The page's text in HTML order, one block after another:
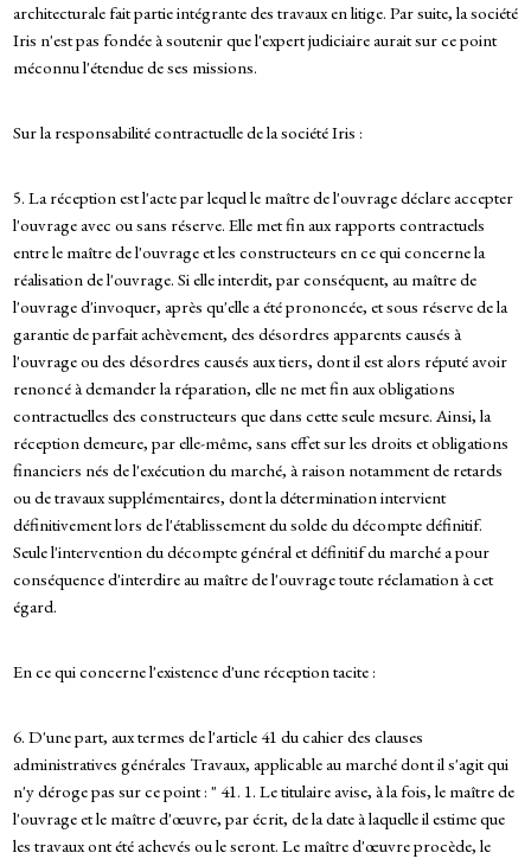
architecturale fait partie intégrante des travaux en litige. Par suite, la société
Iris n'est pas fondée à soutenir que l'expert judiciaire aurait sur ce point
méconnu l'étendue de ses missions.
Sur la responsabilité contractuelle de la société Iris :
5. La réception est l'acte par lequel le maître de l'ouvrage déclare accepter
l'ouvrage avec ou sans réserve. Elle met fin aux rapports contractuels
entre le maître de l'ouvrage et les constructeurs en ce qui concerne la
réalisation de l'ouvrage. Si elle interdit, par conséquent, au maître de
l'ouvrage d'invoquer, après qu'elle a été prononcée, et sous réserve de la
garantie de parfait achèvement, des désordres apparents causés à
l'ouvrage ou des désordres causés aux tiers, dont il est alors réputé avoir
renoncé à demander la réparation, elle ne met fin aux obligations
contractuelles des constructeurs que dans cette seule mesure. Ainsi, la
réception demeure, par elle-même, sans effet sur les droits et obligations
financiers nés de l'exécution du marché, à raison notamment de retards
ou de travaux supplémentaires, dont la détermination intervient
définitivement lors de l'établissement du solde du décompte définitif.
Seule l'intervention du décompte général et définitif du marché a pour
conséquence d'interdire au maître de l'ouvrage toute réclamation à cet
égard.
En ce qui concerne l'existence d'une réception tacite :
6. D'une part, aux termes de l'article 41 du cahier des clauses
administratives générales Travaux, applicable au marché dont il s'agit qui
n'y déroge pas sur ce point : " 41. 1. Le titulaire avise, à la fois, le maître de
l'ouvrage et le maître d'œuvre, par écrit, de la date à laquelle il estime que
les travaux ont été achevés ou le seront. Le maître d'œuvre procède, le